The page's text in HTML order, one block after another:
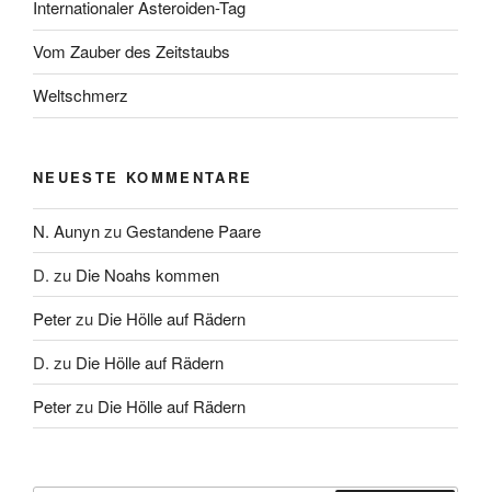
Internationaler Asteroiden-Tag
Vom Zauber des Zeitstaubs
Weltschmerz
NEUESTE KOMMENTARE
N. AunynzuGestandene Paare
D. zu Die Noahs kommen
Peterzu Die Hölle auf Rädern
D. zu Die Hölle auf Rädern
Peterzu Die Hölle auf Rädern